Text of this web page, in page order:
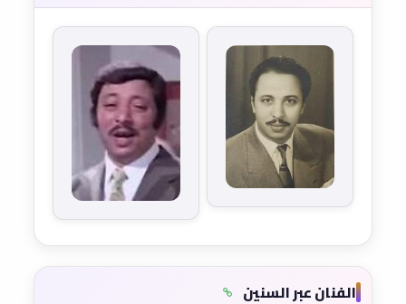
الفنان عبر السنين